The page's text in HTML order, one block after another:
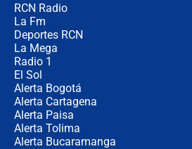
RCN Radio
La Fm
Deportes RCN
La Mega
Radio 1
El Sol
Alerta Bogotá
Alerta Cartagena
Alerta Paisa
Alerta Tolima
Alerta Bucaramanga